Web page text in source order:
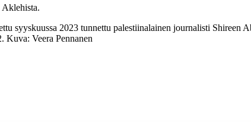
syyskuussa 2023 tunnettu palestiinalainen journalisti
Kuva: Veera Pennanen